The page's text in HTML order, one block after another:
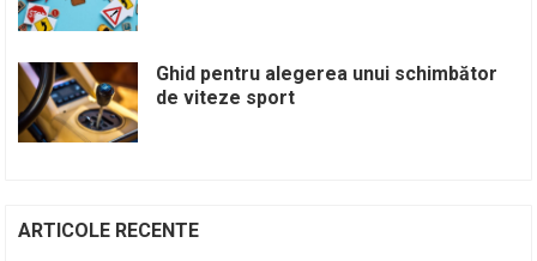
Ghid pentru alegerea unui schimbător
de viteze sport
ARTICOLE RECENTE